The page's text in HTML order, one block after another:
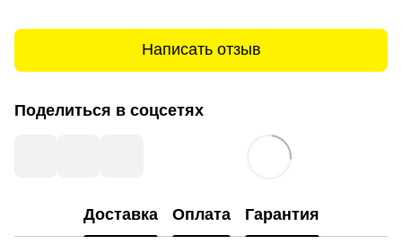
Написать отзыв
Поделиться в соцсетях
Доставка Оплата Гарантия